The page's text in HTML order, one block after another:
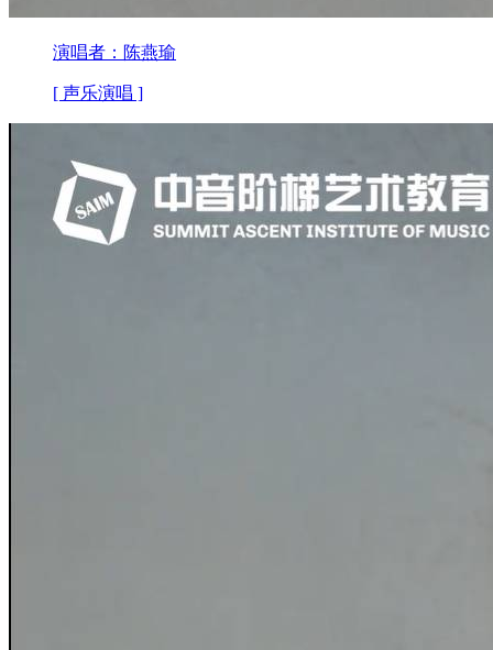
演唱者：陈燕瑜
[ 声乐演唱 ]